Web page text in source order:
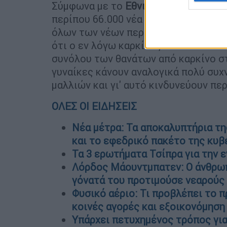
Σύμφωνα με το Εθνικό Ινστιτούτο
περίπου 66.000 νέα περιστατικά
όλων των νέων περιστατικών
ότι ο εν λόγω καρκίνος θα
συνόλου των θανάτων από καρκίνο
γυναίκες κάνουν αναλογικά πολύ
μαλλιών και γι' αυτό κινδυνεύουν
ΟΛΕΣ ΟΙ ΕΙΔΗΣΕΙΣ
Νέα μέτρα: Τα αποκαλυπτήρια
και το εφεδρικό πακέτο της
Τα 3 ερωτήματα Τσίπρα για την
Λόρδος Μάουντμπατεν: Ο
γόνατά του προτιμούσε
Φυσικό αέριο: Τι προβλέπει το
κοινές αγορές και εξοικονόμηση
Υπάρχει πετυχημένος τρόπος